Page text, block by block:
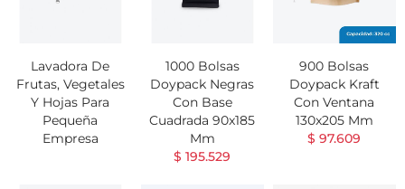
Lavadora De
Frutas, Vegetales
Y Hojas Para
Pequeña
Empresa
1000 Bolsas
Doypack Negras
Con Base
Cuadrada 90x185
Mm
$ 195.529
900 Bolsas
Doypack Kraft
Con Ventana
130x205 Mm
$ 97.609